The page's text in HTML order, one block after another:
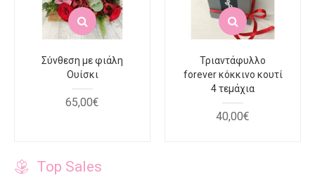
Σύνθεση με φιάλη
Ουίσκι
65,00€
Τριαντάφυλλο
forever κόκκινο κουτί
4 τεμάχια
40,00€
Top Sales